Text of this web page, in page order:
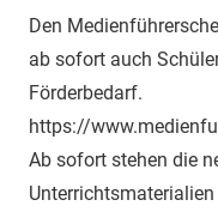
Den
ab sofort auch
Förderbedarf.
https://
Ab sofort stehen die